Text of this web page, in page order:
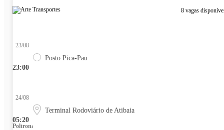
8 vagas
23:00
23/08
Posto Pica-Pau
05:20
24/08
Terminal Rodoviário de Atibaia
Poltrona